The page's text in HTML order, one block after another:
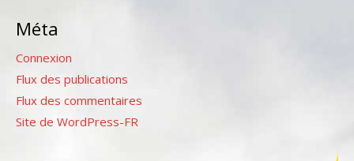
Méta
Connexion
Flux des publications
Flux des commentaires
Site de WordPress-FR